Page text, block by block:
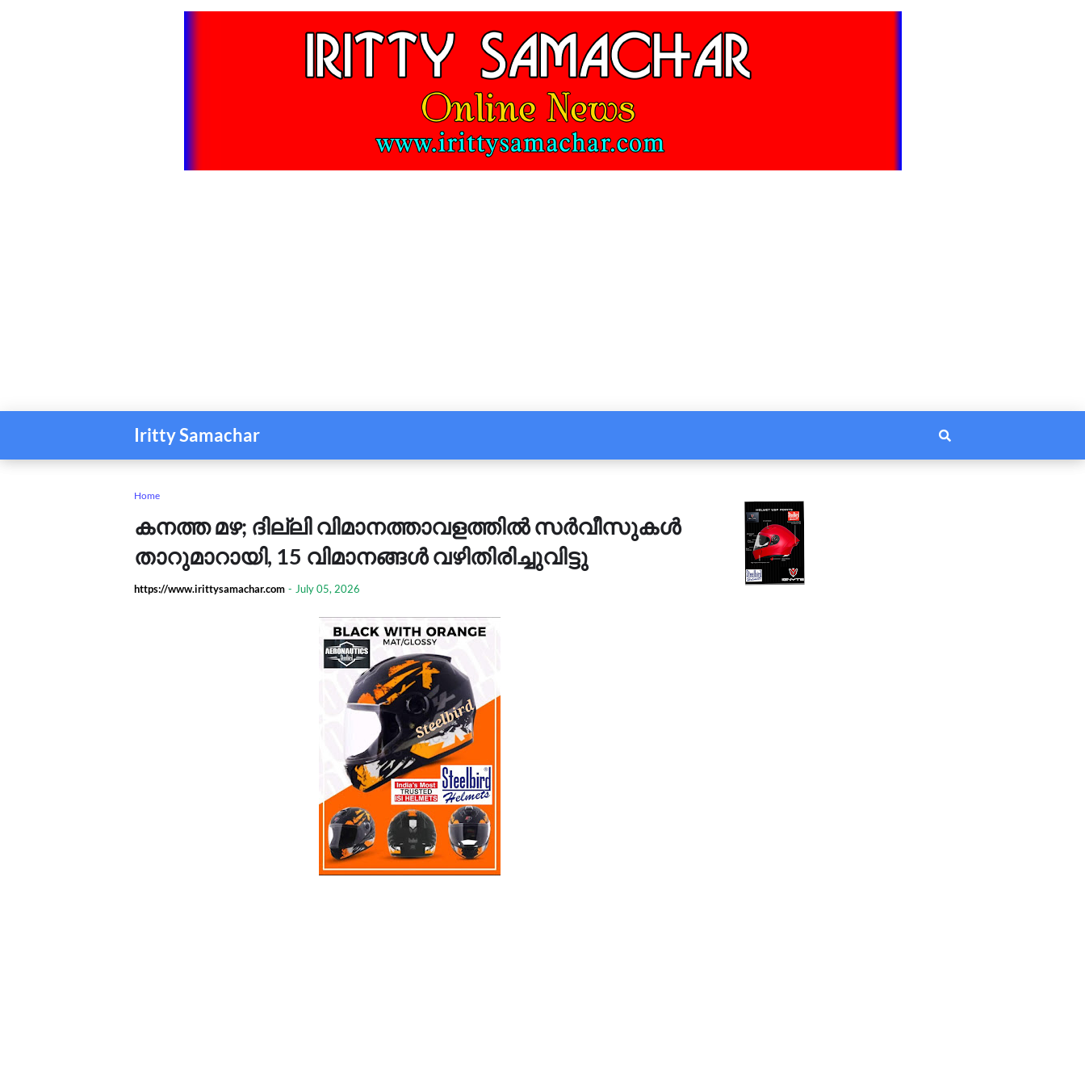
Iritty Samachar
Home
കനത്ത മഴ; ദില്ലി വിമാനത്താവളത്തിൽ സർവീസുകൾ
താറുമാറായി, 15 വിമാനങ്ങൾ വഴിതിരിച്ചുവിട്ടു
https://www.irittysamachar.com - July 05, 2026